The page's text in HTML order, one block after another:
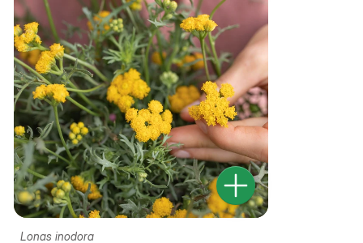
Lonas inodora